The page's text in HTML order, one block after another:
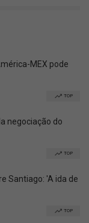
MEX pode
TOP
negociação do
TOP
Santiago: 'A ida de
TOP